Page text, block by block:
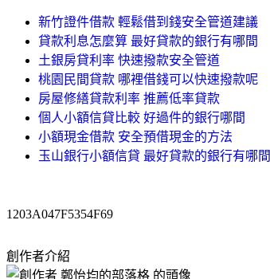
新竹證件借款 輕鬆借到錢安全管道建議
貸款利息怎麼算 最好貸款的銀行有哪間
土銀房貸利率 快速撥款安全管道
桃園民間貸款 哪裡借錢可以快速撥款呢
房屋修繕貸款利率 推薦低率貸款
個人小額信貸比較 好過件的銀行哪間
小額現金借款 安全預借現金的方法
玉山銀行小額信貸 最好貸款的銀行有哪間
1203A047F5354F69
創作者介紹